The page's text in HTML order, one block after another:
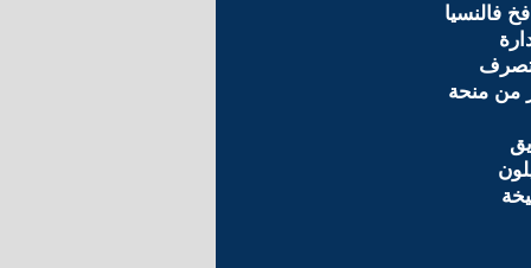
فالنسيا
تصرف
من منحة